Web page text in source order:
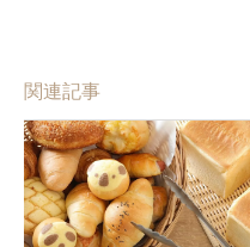
関連記事